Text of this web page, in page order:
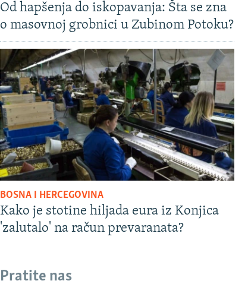
Od hapšenja do iskopavanja: Šta se zna
o masovnoj grobnici u Zubinom Potoku?
BOSNA I HERCEGOVINA
Kako je stotine hiljada eura iz Konjica
'zalutalo' na račun prevaranata?
Pratite nas